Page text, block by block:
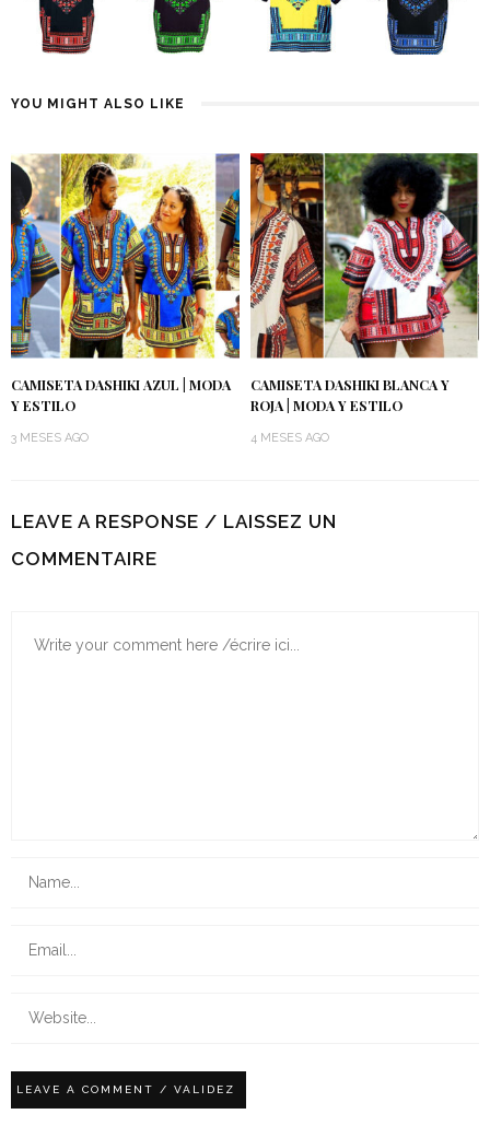
YOU MIGHT ALSO LIKE
CAMISETA DASHIKI AZUL | MODA
Y ESTILO
3 MESES AGO
CAMISETA DASHIKI BLANCA Y
ROJA | MODA Y ESTILO
4 MESES AGO
LEAVE A RESPONSE / LAISSEZ UN
COMMENTAIRE